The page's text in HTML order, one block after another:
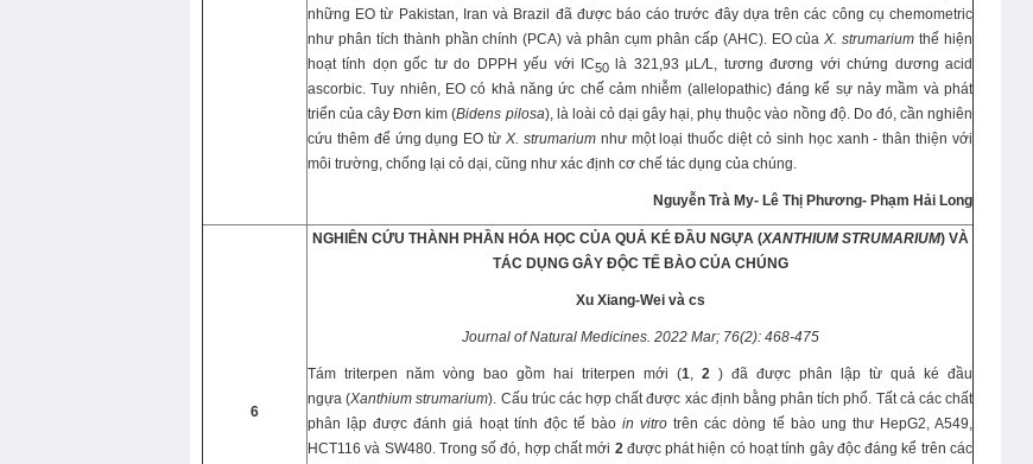
những EO từ Pakistan, Iran và Brazil đã được báo cáo trước đây dựa trên các công cụ chemometric
như phân tích thành phần chính (PCA) và phân cụm phân cấp (AHC). EO củaX. strumarium thể hiện
hoạt tính dọn gốc tư do DPPH yếu với IC50 là 321,93 µL/L, tương đương với chứng dương acid
ascorbic. Tuy nhiên, EO có khả năng ức chế cảm nhiễm (allelopathic) đáng kể sự nảy mầm và phát
triển của cây Đơn kim (Bidens pilosa), là loài cỏ dại gây hại, phụ thuộc vào nồng độ. Do đó, cần nghiên
cứu thêm để ứng dụng EO từ X. strumariumnhư một loại thuốc diệt cỏ sinh học xanh - thân thiện với
môi trường, chống lại cỏ dại, cũng như xác định cơ chế tác dụng của chúng.
Nguyễn Trà My- Lê Thị Phương- Phạm Hải Long
6
NGHIÊN CỨU THÀNH PHẦN HÓA HỌC CỦA QUẢ KÉ ĐẦU NGỰA (XANTHIUM STRUMARIUM) VÀ
TÁC DỤNG GÂY ĐỘC TẾ BÀO CỦA CHÚNG
Xu Xiang-Weivà cs
Journal ofNatural Medicines. 2022 Mar; 76(2): 468-475
Tám triterpen năm vòng bao gồm hai triterpen mới (1, 2 ) đã được phân lập từ quả ké đầu
ngựa (Xanthium strumarium). Cấu trúc các hợp chất được xác định bằng phân tích phổ. Tất cả các chất
phân lập được đánh giá hoạt tính độc tế bào in vitro trên các dòng tế bào ung thư HepG2, A549,
HCT116 và SW480. Trong số đó, hợp chất mới 2được phát hiện có hoạt tính gây độc đáng kể trên các